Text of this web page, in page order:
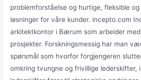
problemforståelse og hurtige, fleksible
løsninger for våre kunder. incepto.com
arkitektkontor i Bærum som arbeider
prosjekter. Forskningsmessig har man
spørsmål som hvorfor forgjengeren
omkring tvungne og frivillige lederskifter,